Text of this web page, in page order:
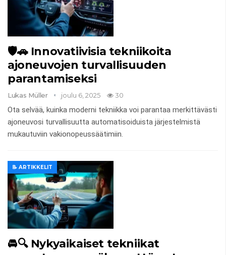
🛡️🚗 Innovatiivisia tekniikoita
ajoneuvojen turvallisuuden
parantamiseksi
Lukas Müller joulu 6, 2025 30
Ota selvää, kuinka moderni tekniikka voi parantaa merkittävästi
ajoneuvosi turvallisuutta automatisoiduista järjestelmistä
mukautuviin vakionopeussäätimiin.
📝 ARTIKKELIT
🚘🔍 Nykyaikaiset tekniikat